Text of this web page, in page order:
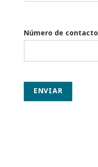
Número de contacto
ENVIAR